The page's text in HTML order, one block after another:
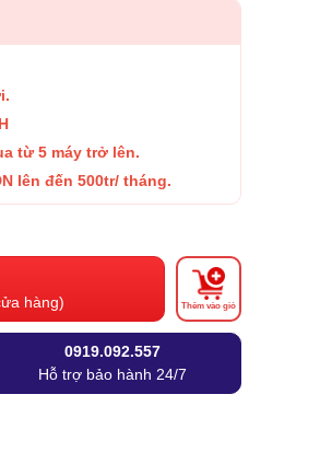
từ 5 máy trở lên.
lên đến 500tr/ tháng.
hàng) Thêm vào giỏ
0919.092.557
Hỗ trợ bảo hành 24/7